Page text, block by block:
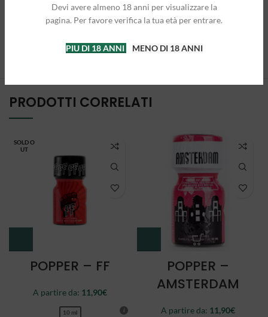
Devi avere almeno 18 anni per visualizzare la
pagina. Per favore verifica la tua età per entrare.
PIU DI 18 ANNI MENO DI 18 ANNI
PRODOTTI CORRELATI
SOLD O
UT
POPPER – FF
A partire da: 11,90€
10 ml
POPPER –
AMSTERDAM
A partire da: 11,90€